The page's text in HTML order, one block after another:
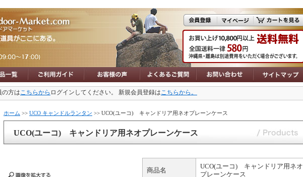
の方はこちらから ログインしてください。 新規会員登録はこちらから。
ホーム >> UCO キャンドルランタン >> UCO(ユーコ) キャンドリア用ネオプレーンケース
UCO(ユーコ) キャンドリア用ネオプレーンケース
商品名
UCO(ユーコ) キャンドリア用ネオ
プレーンケース